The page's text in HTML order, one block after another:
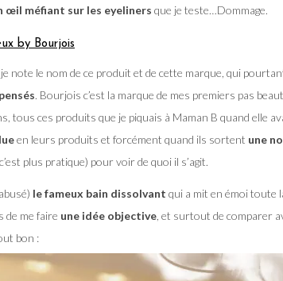
œil méfiant sur les eyeliners que je teste…Dommage.
by Bourjois
note le nom de ce produit et de cette marque, qui
. Bourjois c’est la marque de mes premiers pas
tous ces produits que je piquais à Maman B quand elle
en leurs produits et forcément quand ils sortent une
plus pratique) pour voir de quoi il s’agit.
le fameux bain dissolvant qui a mit en émoi toute
de me faire une idée objective , et surtout de comparer
bon :